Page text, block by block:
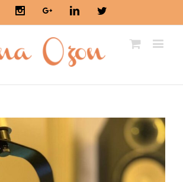
FacebookInstagramGoogle+LinkedinTwitter